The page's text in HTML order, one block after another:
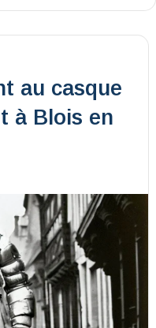
au casque
à Blois en